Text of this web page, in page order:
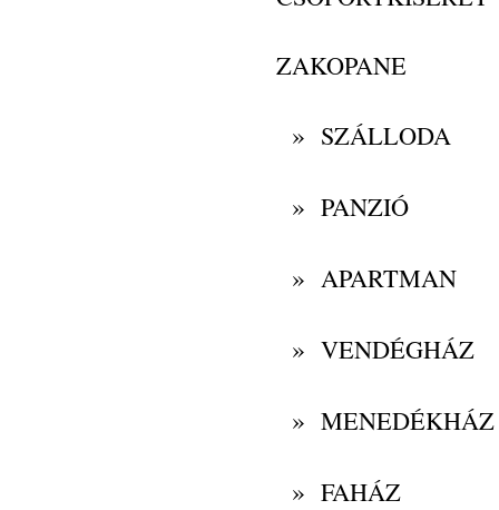
ZAKOPANE
» SZÁLLODA
» PANZIÓ
» APARTMAN
» VENDÉGHÁZ
» MENEDÉKHÁZ
» FAHÁZ